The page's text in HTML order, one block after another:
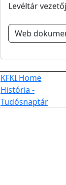
Levéltár
Web
KFKI Home
História -
Tudósnaptár